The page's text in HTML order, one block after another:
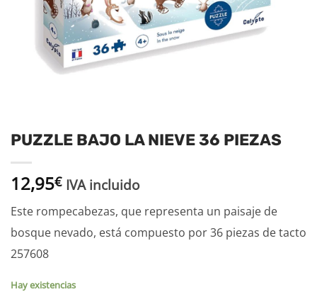
PUZZLE BAJO LA NIEVE 36 PIEZAS
12,95€ IVA incluido
Este rompecabezas, que representa un paisaje de
bosque nevado, está compuesto por 36 piezas de tacto
257608
Hay existencias